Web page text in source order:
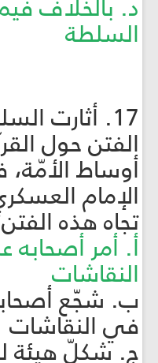
د. بالخلاف
السلطة
17. أثارت
الفتن حول
أوساط
الإمام
تجاه هذه
أ. أمر
النقاشات
ب. شجّع
في النقاشات
ج. شكلّ هيئة